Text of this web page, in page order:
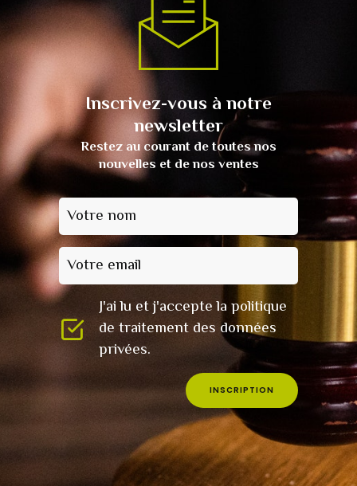
Inscrivez-vous à notre
newsletter
Restez au courant de toutes nos
nouvelles et de nos ventes
Votre nom
Votre email
J'ai lu et j'accepte la politique
de traitement des données
privées.
INSCRIPTION